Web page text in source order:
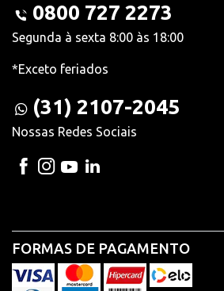
0800 727 2273
Segunda à sexta 8:00 às 18:00
*Exceto feriados
(31) 2107-2045
Nossas Redes Sociais
FORMAS DE PAGAMENTO